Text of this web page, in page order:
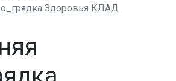
Здоровья КЛАД